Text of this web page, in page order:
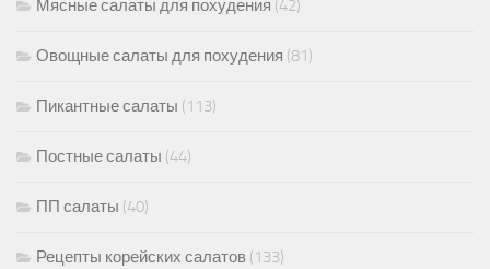
Мясные салаты для похудения (42)
Овощные салаты для похудения (81)
Пикантные салаты (113)
Постные салаты (44)
ПП салаты (40)
Рецепты корейских салатов (133)